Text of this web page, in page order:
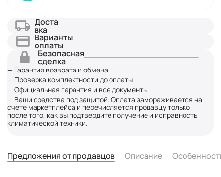
Доста
вка
Варианты
оплаты
Безопасная
сделка
— Гарантия возврата и обмена
— Проверка комплектности до оплаты
— Официальная гарантия и все документы
— Ваши средства под защитой. Оплата замораживается на
счете маркетплейса и перечисляется продавцу только
после того, как вы подтвердите получение и исправность
климатической техники.
Предложения от продавцов Описание